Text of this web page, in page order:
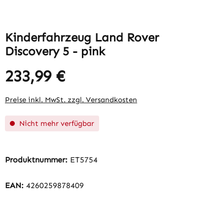
Kinderfahrzeug Land Rover
Discovery 5 - pink
Regulärer Preis:
233,99 €
Preise inkl. MwSt. zzgl. Versandkosten
Nicht mehr verfügbar
Produktnummer: ET5754
EAN: 4260259878409